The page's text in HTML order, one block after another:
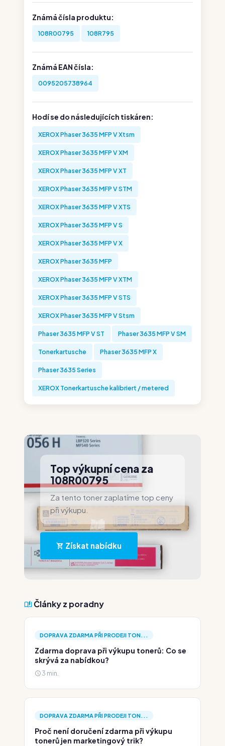
Známá čísla produktu:
108R00795 108R795
Známá EAN čísla:
0095205738964
Hodí se do následujících tiskáren:
XEROX Phaser 3635 MFP V Xtsm
XEROX Phaser 3635 MFP V XM
XEROX Phaser 3635 MFP V XT
XEROX Phaser 3635 MFP V STM
XEROX Phaser 3635 MFP V XTS
XEROX Phaser 3635 MFP V S
XEROX Phaser 3635 MFP V X
XEROX Phaser 3635 MFP
XEROX Phaser 3635 MFP V XTM
XEROX Phaser 3635 MFP V STS
XEROX Phaser 3635 MFP V Stsm
Phaser 3635 MFP V ST Phaser 3635 MFP V SM
Tonerkartusche Phaser 3635 MFP X
Phaser 3635 Series
XEROX Tonerkartusche kalibriert / metered
Top výkupní cena za
108R00795
Za tento toner zaplatíme top ceny
při výkupu.
Získat nabídku
Články z poradny
DOPRAVA ZDARMA PŘI PRODEJI TON...
Zdarma doprava při výkupu tonerů: Co se
skrývá za nabídkou?
3 min.
DOPRAVA ZDARMA PŘI PRODEJI TON...
Proč není doručení zdarma při výkupu
tonerů jen marketingový trik?